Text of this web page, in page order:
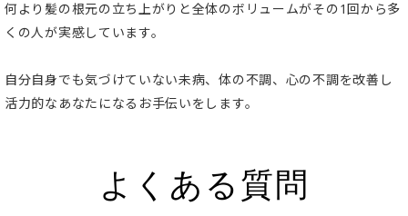
何より髪の根元の立ち上がりと全体のボリュームがその1回から多
くの人が実感しています。
自分自身でも気づけていない未病、体の不調、心の不調を改善し
活力的なあなたになるお手伝いをします。
よくある質問